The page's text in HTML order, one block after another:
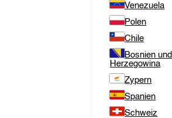
Venezuela
Polen
Chile
Bosnien und
Herzegowina
Zypern
Spanien
Schweiz